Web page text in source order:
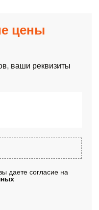
цены
ваши реквизиты
даете согласие на